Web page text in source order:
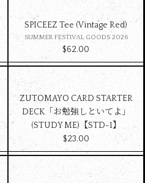
SPICEEZ Tee (Vintage Red)
SUMMER FESTIVAL GOODS 2026
$‌62.00
ZUTOMAYO CARD STARTER
DECK「お勉強しといてよ」
(STUDY ME)【STD-1】
$‌23.00